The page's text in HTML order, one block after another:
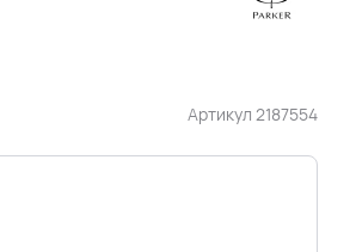
Артикул 2187554